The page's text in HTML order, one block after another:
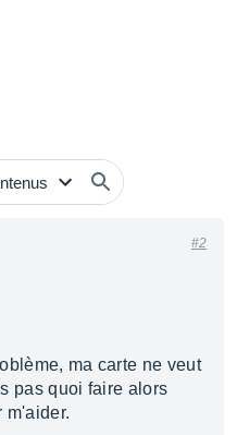
#2
ma carte ne veut
pas quoi faire alors
m'aider.